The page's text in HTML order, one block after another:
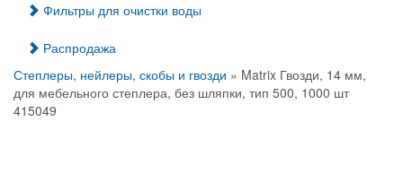
Фильтры для очистки воды
Распродажа
Степлеры, нейлеры, скобы и гвозди » Matrix Гвозди, 14 мм,
для мебельного степлера, без шляпки, тип 500, 1000 шт
415049